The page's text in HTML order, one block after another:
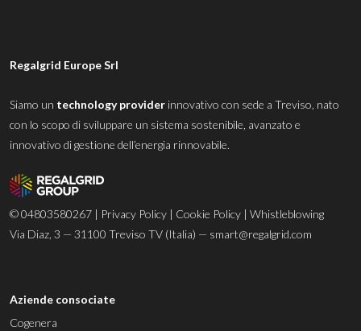
Regalgrid Europe Srl
Siamo un technology provider innovativo con sede a Treviso, nato
con lo scopo di sviluppare un sistema sostenibile, avanzato e
innovativo di gestione dell’energia rinnovabile.
© 04803580267 | Privacy Policy | Cookie Policy | Whistleblowing
Via Diaz, 3 — 31100 Treviso TV (Italia) — smart@regalgrid.com
Aziende consociate
Cogenera